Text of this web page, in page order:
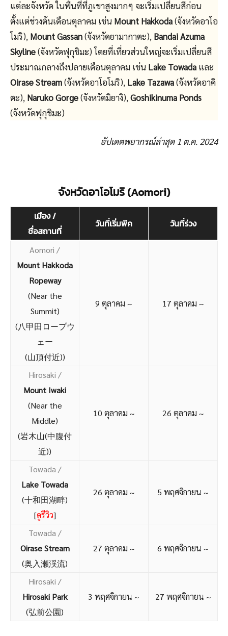
แต่ละจังหวัด ในพื้นที่ที่ภูเขาสูงมากๆ จะเริ่มเปลี่ยนสีก่อน
ตั้งแต่ช่วงต้นเดือนตุลาคม เช่น Mount Hakkoda(จังหวัดอาโอ
โมริ), Mount Gassan(จังหวัดยามากาตะ), Bandai Azuma
Skyline(จังหวัดฟุกุชิมะ) โดยที่เที่ยวส่วนใหญ่จะเริ่มเปลี่ยนสี
ประมาณกลางถึงปลายเดือนตุลาคม เช่น Lake Towada และ
Oirase Stream(จังหวัดอาโอโมริ), Lake Tazawa(จังหวัดอาคิ
ตะ), Naruko Gorge(จังหวัดมิยางิ), Goshikinuma Ponds
(จังหวัดฟุกุชิมะ)
อัปเดตพยากรณ์ล่าสุด 1 ต.ค. 2024
จังหวัดอาโอโมริ (Aomori)
เมือง /
ชื่อสถานที่
วันที่เริ่มพีค วันที่ร่วง
Aomori /
Mount Hakkoda
Ropeway
(Near the
Summit)
(八甲田ロープウ
ェー
(山頂付近))
9 ตุลาคม ~ 17 ตุลาคม ~
Hirosaki /
Mount Iwaki
(Near the
Middle)
(岩木山(中腹付
近))
10 ตุลาคม ~ 26 ตุลาคม ~
Towada /
Lake Towada
(十和田湖畔)
[ดูรีวิว]
26 ตุลาคม ~ 5 พฤศจิกายน ~
Towada /
Oirase Stream
(奥入瀬渓流)
27 ตุลาคม ~ 6 พฤศจิกายน ~
Hirosaki /
Hirosaki Park
(弘前公園)
3 พฤศจิกายน ~ 27 พฤศจิกายน ~